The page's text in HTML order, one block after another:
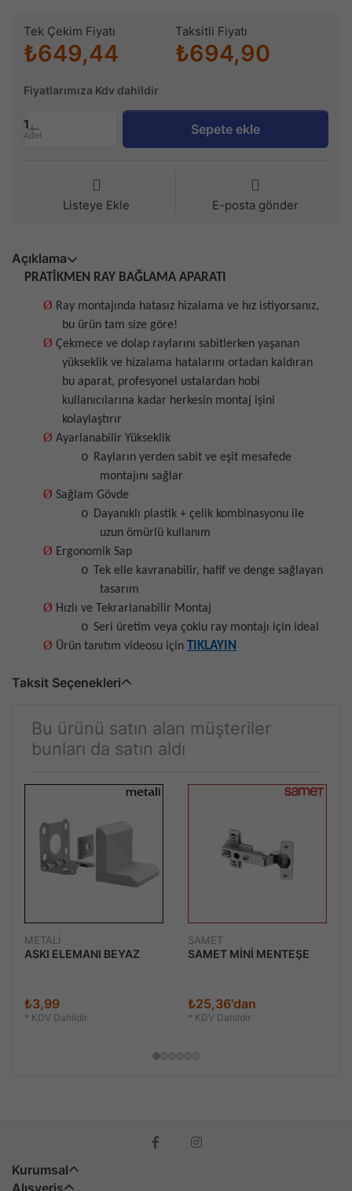
Tek Çekim Fiyatı
₺649,44
Taksitli Fiyatı
₺694,90
Fiyatlarımıza Kdv dahildir
1
Adet Sepete ekle
Listeye Ekle E-posta gönder
Açıklama
PRATİKMEN RAY BAĞLAMA APARATI
Ø Ray montajında hatasız hizalama ve hız istiyorsanız,
bu ürün tam size göre!
Ø Çekmece ve dolap raylarını sabitlerken yaşanan
yükseklik ve hizalama hatalarını ortadan kaldıran
bu aparat, profesyonel ustalardan hobi
kullanıcılarına kadar herkesin montaj işini
kolaylaştırır
Ø Ayarlanabilir Yükseklik
o Rayların yerden sabit ve eşit mesafede
montajını sağlar
Ø Sağlam Gövde
o Dayanıklı plastik + çelik kombinasyonu ile
uzun ömürlü kullanım
Ø Ergonomik Sap
o Tek elle kavranabilir, hafif ve denge sağlayan
tasarım
Ø Hızlı ve Tekrarlanabilir Montaj
o Seri üretim veya çoklu ray montajı için ideal
Ø Ürün tanıtım videosu için TIKLAYIN
Taksit Seçenekleri
Bu ürünü satın alan müşteriler
bunları da satın aldı
METALİ
ASKI ELEMANI BEYAZ
₺3,99
* KDV Dahildir
SAMET
SAMET MİNİ MENTEŞE
₺25,36'dan
* KDV Dahildir
Kurumsal